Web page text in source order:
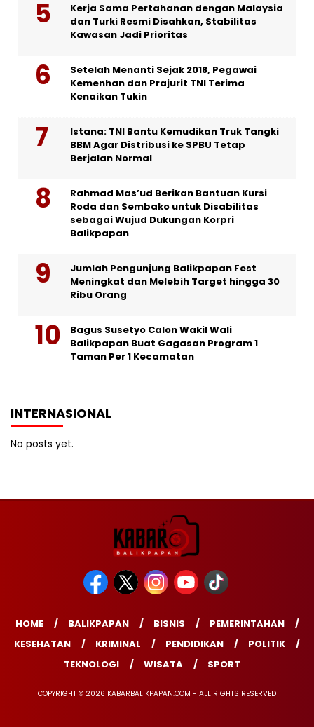
Kerja Sama Pertahanan dengan Malaysia
dan Turki Resmi Disahkan, Stabilitas
Kawasan Jadi Prioritas
Setelah Menanti Sejak 2018, Pegawai
Kemenhan dan Prajurit TNI Terima
Kenaikan Tukin
Istana: TNI Bantu Kemudikan Truk Tangki
BBM Agar Distribusi ke SPBU Tetap
Berjalan Normal
Rahmad Mas’ud Berikan Bantuan Kursi
Roda dan Sembako untuk Disabilitas
sebagai Wujud Dukungan Korpri
Balikpapan
Jumlah Pengunjung Balikpapan Fest
Meningkat dan Melebih Target hingga 30
Ribu Orang
Bagus Susetyo Calon Wakil Wali
Balikpapan Buat Gagasan Program 1
Taman Per 1 Kecamatan
INTERNASIONAL
No posts yet.
HOME BALIKPAPAN BISNIS
PEMERINTAHAN
KESEHATAN
KRIMINAL PENDIDIKAN
POLITIK
TEKNOLOGI
WISATA SPORT
COPYRIGHT © 2026 KABARBALIKPAPAN.COM - ALL RIGHTS RESERVED